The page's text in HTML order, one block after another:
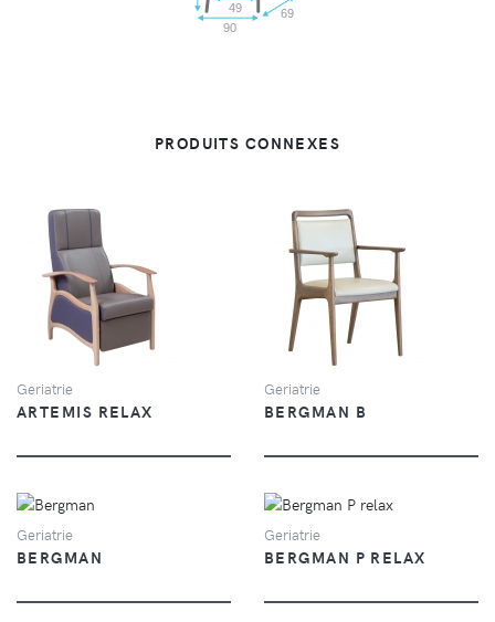
49
90
69
PRODUITS CONNEXES
VUE
Geriatrie
ARTEMIS RELAX
VUE
Geriatrie
BERGMAN B
Geriatrie
BERGMAN
VUE
Geriatrie
BERGMAN P RELAX